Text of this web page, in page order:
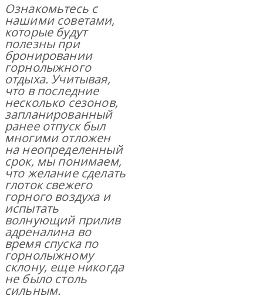
Ознакомьтесь с
нашими советами,
которые будут
полезны при
бронировании
горнолыжного
отдыха. Учитывая,
что в последние
несколько сезонов,
запланированный
ранее отпуск был
многими отложен
на неопределенный
срок, мы понимаем,
что желание сделать
глоток свежего
горного воздуха и
испытать
волнующий прилив
адреналина во
время спуска по
горнолыжному
склону, еще никогда
не было столь
сильным.